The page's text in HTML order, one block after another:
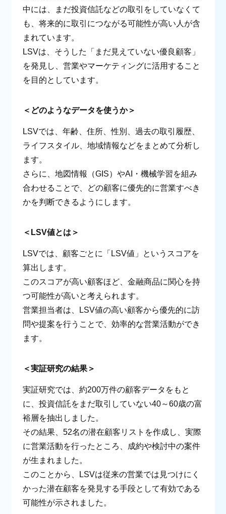
中には、まだ投資信託などの取引をしていなくて
も、将来的に取引につながる可能性が高い人が含
まれています。
LSVは、そうした「まだ見えていない優良顧客」
を発見し、営業やマーケティングに活用すること
を目的としています。
＜どのようなデータを使うか＞
LSVでは、年齢、住所、性別、過去の取引履歴、
ライフスタイル、地域情報などをまとめて分析し
ます。
さらに、地図情報（GIS）やAI・機械学習を組み
合わせることで、どの顧客に優先的に営業すべき
かを判断できるようにします。
＜LSV値とは＞
LSVでは、顧客ごとに「LSV値」というスコアを
算出します。
このスコアが高い顧客ほど、金融商品に関心を持
つ可能性が高いと考えられます。
営業担当者は、LSV値の高い顧客から優先的に訪
問や提案を行うことで、効率的な営業活動ができ
ます。
＜実証研究の結果＞
実証研究では、約200万件の顧客データをもと
に、投資信託をまだ取引していない40～60歳の富
裕層を抽出しました。
その結果、52名の潜在顧客リストを作成し、実際
に営業活動を行ったところ、成約や検討中の案件
が生まれました。
このことから、LSVは従来の営業では見つけにく
かった潜在顧客を発見する手段として有効である
可能性が示されました。